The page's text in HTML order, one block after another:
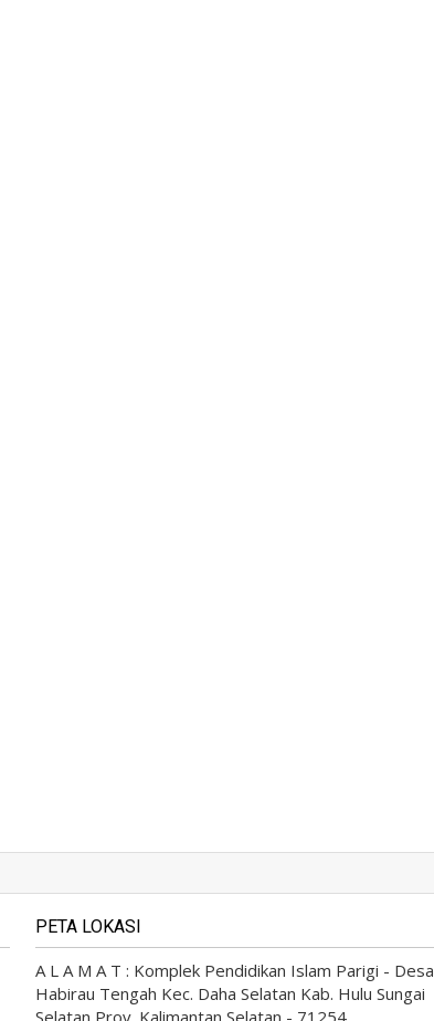
PETA LOKASI
A L A M A T : Komplek Pendidikan Islam Parigi - Desa
Habirau Tengah Kec. Daha Selatan Kab. Hulu Sungai
Selatan Prov. Kalimantan Selatan - 71254